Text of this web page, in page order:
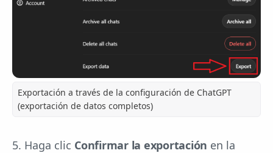
Exportación a través de la configuración de ChatGPT
(exportación de datos completos)
5. Haga clic Confirmar la exportación en la